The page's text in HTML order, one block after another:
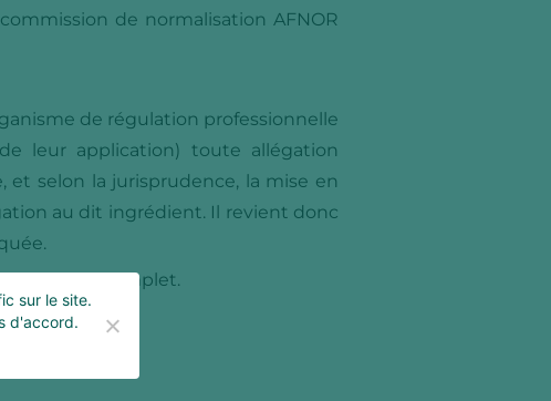
de normalisation AFNOR
de régulation professionnelle
leur application) toute allégation
et selon la jurisprudence, la mise en
au dit ingrédient. Il revient donc
complet.
sur le site.
d'accord.